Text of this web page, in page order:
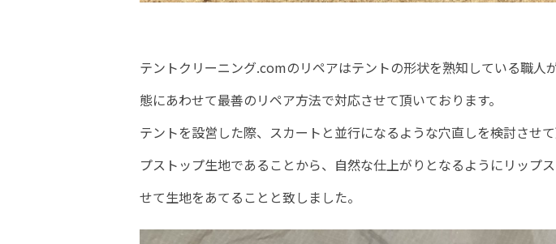
テントクリーニング.comのリペアはテントの形状を熟知している職人
態にあわせて最善のリペア方法で対応させて頂いております。
テントを設営した際、スカートと並行になるような穴直しを検討させ
プストップ生地であることから、自然な仕上がりとなるようにリップ
せて生地をあてることと致しました。